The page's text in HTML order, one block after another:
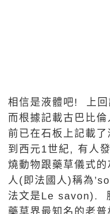
相信是液體吧! 上回
而根據記載古巴比
前已在石板上記載
到西元1世紀, 有人
燒動物跟藥草儀式
人(即法國人)稱為
法文是Le savon).
藥草界最知名的老